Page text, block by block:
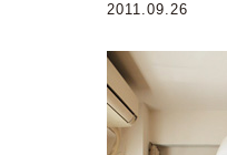
2011.09.26